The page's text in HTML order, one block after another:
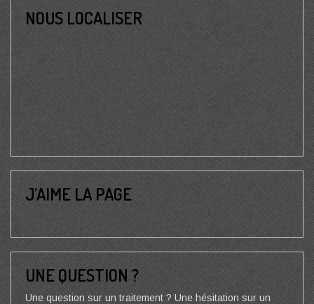
NOUS LOCALISER
J’AIME LA PAGE
UNE QUESTION ?
Une question sur un traitement ? Une hésitation sur un